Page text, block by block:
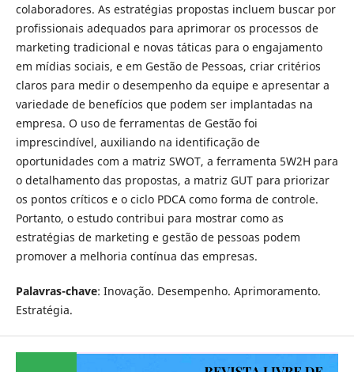
colaboradores. As estratégias propostas incluem buscar por
profissionais adequados para aprimorar os processos de
marketing tradicional e novas táticas para o engajamento
em mídias sociais, e em Gestão de Pessoas, criar critérios
claros para medir o desempenho da equipe e apresentar a
variedade de benefícios que podem ser implantadas na
empresa. O uso de ferramentas de Gestão foi
imprescindível, auxiliando na identificação de
oportunidades com a matriz SWOT, a ferramenta 5W2H para
o detalhamento das propostas, a matriz GUT para priorizar
os pontos críticos e o ciclo PDCA como forma de controle.
Portanto, o estudo contribui para mostrar como as
estratégias de marketing e gestão de pessoas podem
promover a melhoria contínua das empresas.
Palavras-chave: Inovação. Desempenho. Aprimoramento.
Estratégia.